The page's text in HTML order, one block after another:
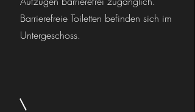
Barrierefreie Toiletten befinden sich im
Untergeschoss.